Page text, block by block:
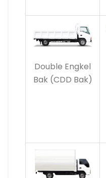
Double Engkel
Bak (CDD Bak)